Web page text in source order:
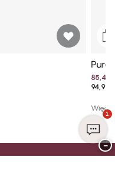
Pure
85,49
94,99
1
−